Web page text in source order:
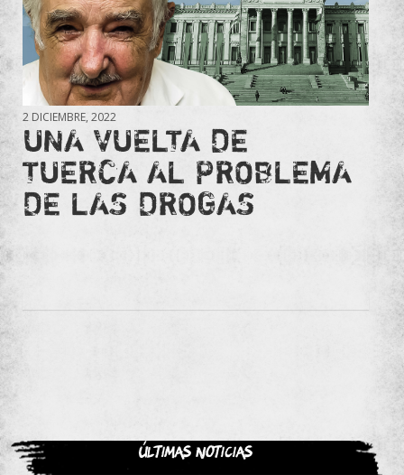
2 DICIEMBRE, 2022
UNA VUELTA DE
TUERCA AL PROBLEMA
DE LAS DROGAS
Últimas noticias